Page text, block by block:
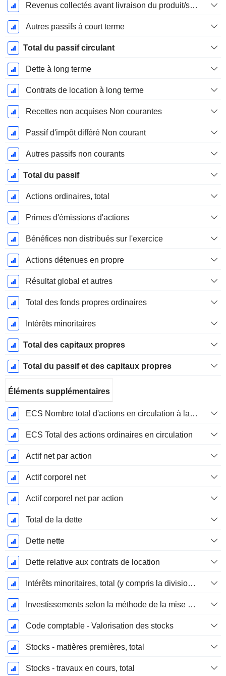
Revenus collectés avant livraison du produit/service
Autres passifs à court terme
Total du passif circulant
Dette à long terme
Contrats de location à long terme
Recettes non acquises Non courantes
Passif d'impôt différé Non courant
Autres passifs non courants
Total du passif
Actions ordinaires, total
Primes d'émissions d'actions
Bénéfices non distribués sur l'exercice
Actions détenues en propre
Résultat global et autres
Total des fonds propres ordinaires
Intérêts minoritaires
Total des capitaux propres
Total du passif et des capitaux propres
Éléments supplémentaires
ECS Nombre total d'actions en circulation à la date de dépôt
ECS Total des actions ordinaires en circulation
Actif net par action
Actif corporel net
Actif corporel net par action
Total de la dette
Dette nette
Dette relative aux contrats de location
Intérêts minoritaires, total (y compris la division financière)
Investissements selon la méthode de la mise en équivalence, total
Code comptable - Valorisation des stocks
Stocks - matières premières, total
Stocks - travaux en cours, total